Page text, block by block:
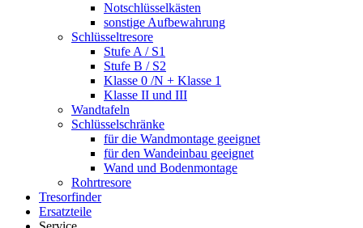
Notschlüsselkästen
sonstige Aufbewahrung
Schlüsseltresore
Stufe A / S1
Stufe B / S2
Klasse 0 /N + Klasse 1
Klasse II und III
Wandtafeln
Schlüsselschränke
für die Wandmontage geeignet
für den Wandeinbau geeignet
Wand und Bodenmontage
Rohrtresore
Tresorfinder
Ersatzteile